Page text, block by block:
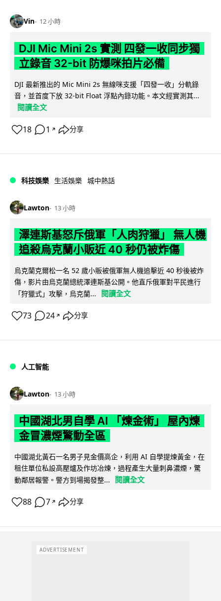
Vin 12 小時
DJI Mic Mini 2s 實測 四發一收同步獨
立錄音 32-bit 防爆咪拍片必備
DJI 最新推出的 Mic Mini 2s 無線咪支援「四發一收」分軌錄
音，並首度下放 32-bit Float 浮點內錄功能。本文經實測其...
閱讀全文
18 1 ↗ 分享
科技娛樂 生活娛樂 城中熱話
Lawton 13 小時
澤連斯基怒斥俄軍「人肉狩獵」 無人機
追殺烏克蘭小販近 40 秒仍被炸傷
烏克蘭克爾松一名 52 歲小販被俄軍無人機追擊近 40 秒後被炸
傷，影片由烏克蘭總統澤連斯基公開。他直斥俄軍對平民進行
「狩獵式」攻擊，烏克蘭...
閱讀全文
73 24 ↗ 分享
人工智能
Lawton 13 小時
中國湖北男自學 AI 「煉金術」 屋內煉
金冒濃煙驚動全區
中國湖北黃石一名男子見金價高企，利用 AI 自學提煉黃金，在
租住單位私設高壓爐及作坊冶煉，過程產生大量刺鼻濃煙，驚
動鄰居報警。警方到場揭發整...
閱讀全文
88 7 ↗ 分享
ADVERTISEMENT